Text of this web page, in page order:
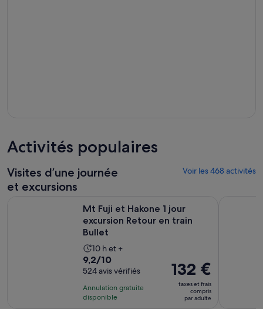
Activités populaires
Visites d’une journée
et excursions
Voir les 468 activités
Mt Fuji et Hakone 1 jour
excursion Retour en train
Bullet
Durée
de
l’activité :
10 heures
10 h et +
9.2
sur
10
pour
9,2/10
524 avis vérifiés
Annulation gratuite
disponible
Le
prix
est
de 132 €.
132 €
taxes et frais
compris
par adulte